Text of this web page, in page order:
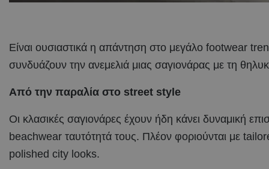
Είναι ουσιαστικά η απάντηση στο μεγάλο footwear
συνδυάζουν την ανεμελιά μιας σαγιονάρας με τη
Από την παραλία στο street style
Οι κλασικές σαγιονάρες έχουν ήδη κάνει δυναμική
beachwear ταυτότητά τους. Πλέον φοριούνται με
polished city looks.